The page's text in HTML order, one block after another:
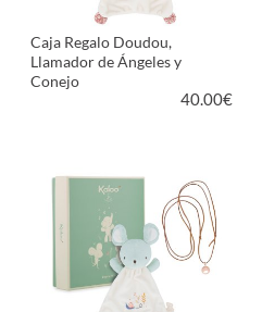
Caja Regalo Doudou,
Llamador de Ángeles y
Conejo
40.00€